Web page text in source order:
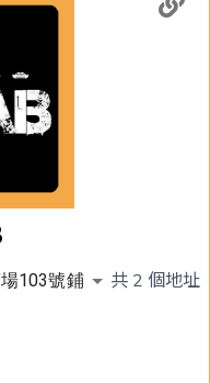
103號鋪 共 2 個地址